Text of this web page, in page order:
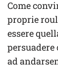
Come
proprie
essere
persuadere
ad